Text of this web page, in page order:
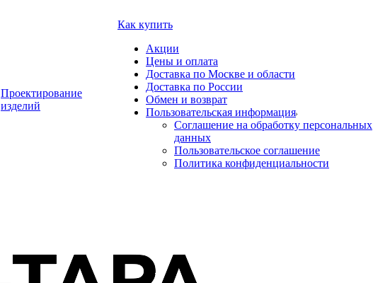
Проектирование
изделий
Как купить
Акции
Цены и оплата
Доставка по Москве и области
Доставка по России
Обмен и возврат
Пользовательская информация
Соглашение на обработку персональных
данных
Пользовательское соглашение
Политика конфиденциальности